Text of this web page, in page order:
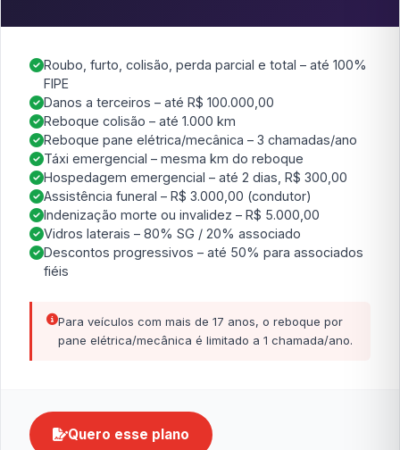
Roubo, furto, colisão, perda parcial e total – até 100%
FIPE
Danos a terceiros – até R$ 100.000,00
Reboque colisão – até 1.000 km
Reboque pane elétrica/mecânica – 3 chamadas/ano
Táxi emergencial – mesma km do reboque
Hospedagem emergencial – até 2 dias, R$ 300,00
Assistência funeral – R$ 3.000,00 (condutor)
Indenização morte ou invalidez – R$ 5.000,00
Vidros laterais – 80% SG / 20% associado
Descontos progressivos – até 50% para associados
fiéis
Para veículos com mais de 17 anos, o reboque por
pane elétrica/mecânica é limitado a 1 chamada/ano.
Quero esse plano